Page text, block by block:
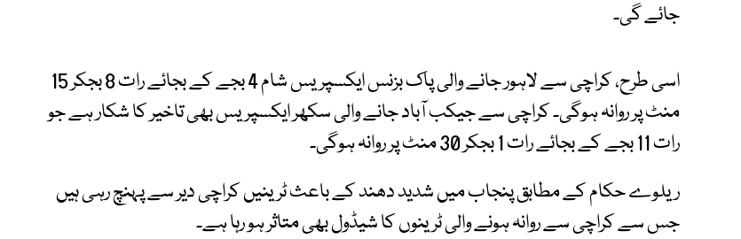
جائے گی۔
اسی طرح، کراچی سے لاہور جانے والی پاک بزنس ایکسپریس شام 4 بجے کے بجائے رات 8 بجکر 15
منٹ پر روانہ ہوگی۔ کراچی سے جیکب آباد جانے والی سکھر ایکسپریس بھی تاخیر کا شکار ہے جو
رات 11 بجے کے بجائے رات 1 بجکر 30 منٹ پر روانہ ہوگی۔
ریلوے حکام کے مطابق پنجاب میں شدید دھند کے باعث ٹرینیں کراچی دیر سے پہنچ رہی ہیں
جس سے کراچی سے روانہ ہونے والی ٹرینوں کا شیڈول بھی متاثر ہو رہا ہے۔